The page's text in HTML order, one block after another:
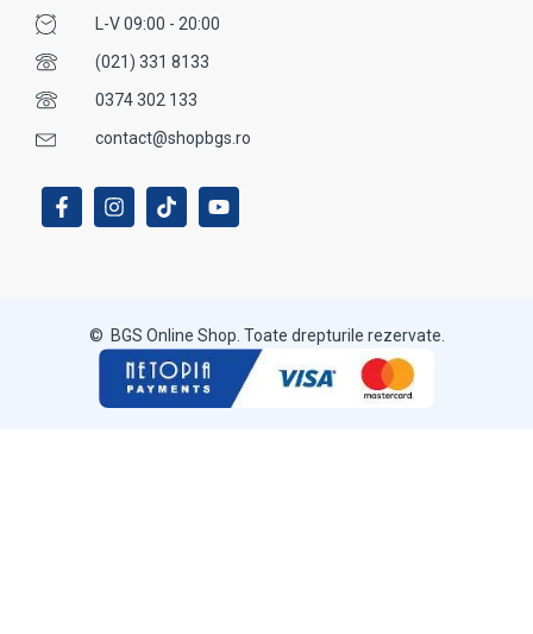
L-V 09:00 - 20:00
(021) 331 8133
0374 302 133
contact@shopbgs.ro
© BGS Online Shop. Toate drepturile rezervate.